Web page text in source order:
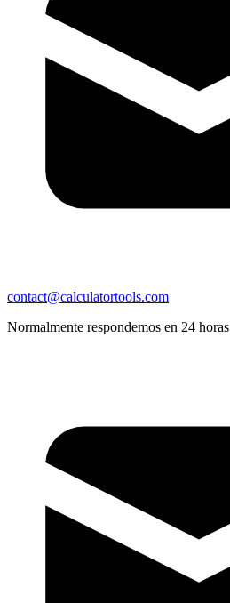
contact@calculatortools.com
Normalmente respondemos en 24 horas